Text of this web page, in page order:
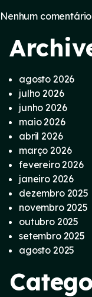
Nenhum
agosto 2026
julho 2026
junho 2026
maio 2026
abril 2026
março 2026
fevereiro 2026
janeiro 2026
dezembro 2025
novembro 2025
outubro 2025
setembro 2025
agosto 2025